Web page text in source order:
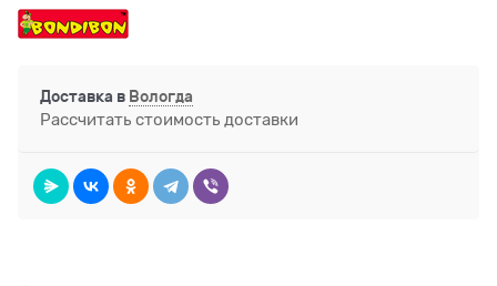
Доставка в Вологда
Рассчитать стоимость доставки